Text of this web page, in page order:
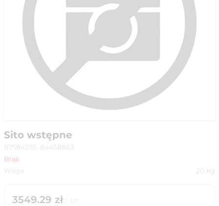
Sito wstępne
87584355, 84458863
Brak
Waga
20 kg
3549.29 zł